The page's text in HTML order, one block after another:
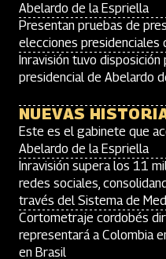
Abelardo de la Espriella
Presentan pruebas de
elecciones presidenciales
Inravisión tuvo
presidencial de Abelardo
NUEVAS
Este es el gabinete que
Abelardo de la Espriella
Inravisión supera los 11
redes sociales,
través del Sistema de
Cortometraje cordobés
representará a Colombia
en Brasil